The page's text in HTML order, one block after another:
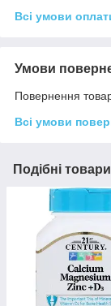
Всі умови
Умови
Повернення
Всі умови
Подібні